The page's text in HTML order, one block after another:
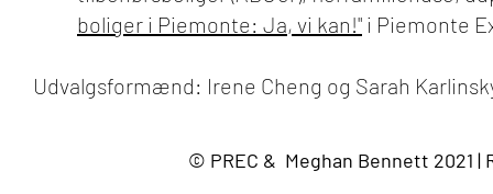
boliger i Piemonte: Ja, vi kan!" i Piemonte
Udvalgsformænd: Irene Cheng og Sarah
© PREC & Meghan Bennett 2021 |